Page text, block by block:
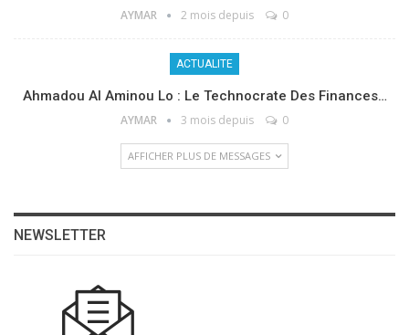
AYMAR 2 mois depuis 0
ACTUALITE
Ahmadou Al Aminou Lo : Le Technocrate Des Finances…
AYMAR 3 mois depuis 0
AFFICHER PLUS DE MESSAGES
NEWSLETTER